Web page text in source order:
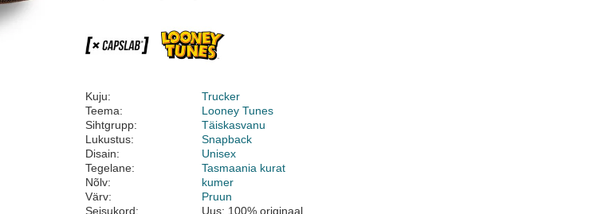
Kuju:
Trucker
Teema:
Looney Tunes
Sihtgrupp:
Täiskasvanu
Lukustus:
Snapback
Disain:
Unisex
Tegelane:
Tasmaania kurat
Nõlv:
kumer
Värv:
Pruun
Seisukord:
Uus; 100% originaal